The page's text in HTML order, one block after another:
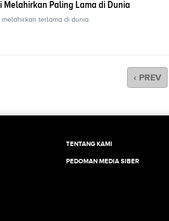
Paling Lama di Dunia
terlama di dunia.
‹ PREV
TENTANG KAMI
PEDOMAN MEDIA SIBER